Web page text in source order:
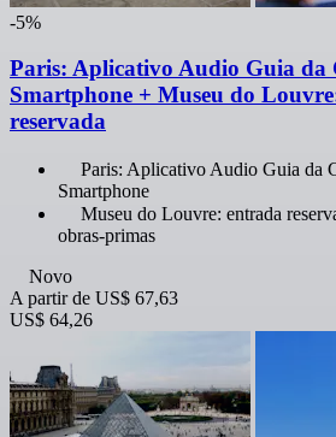
-5%
Paris: Aplicativo Audio Guia da
Smartphone + Museu do
reservada
Paris: Aplicativo Audio Guia da
Smartphone
Museu do Louvre: entrada
obras-primas
Novo
A partir de US$ 67,63
US$ 64,26